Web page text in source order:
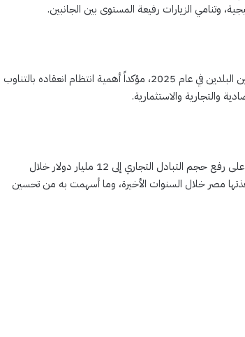
وتنامي الزيارات رفيعة المستوى بين الجانبين.
وأشاد وزير الخارجية بانطلاق الجولة الأولى من الحوار الاستراتيجي بين البلدين في عام 2025، مؤكداً أهمية انتظام انعقاده بالتناوب
والتجارية والاستثمارية.
وأكد الوزير أهمية التوسع في التعاون الاقتصادي مع الهند، والعمل على رفع حجم التبادل التجاري إلى 12 مليار دولار خلال
مصر خلال السنوات الأخيرة، وما أسهمت به من تحسين